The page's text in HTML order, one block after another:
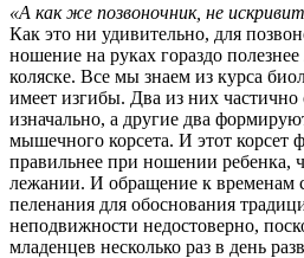
«А как же позвоночник, не
Как это ни удивительно, для
ношение на руках гораздо
коляске. Все мы знаем из курса
имеет изгибы. Два из них
изначально, а другие два
мышечного корсета. И этот корсет
правильнее при ношении ребенка,
лежании. И обращение к временам
пеленания для обоснования
неподвижности недостоверно,
младенцев несколько раз в день